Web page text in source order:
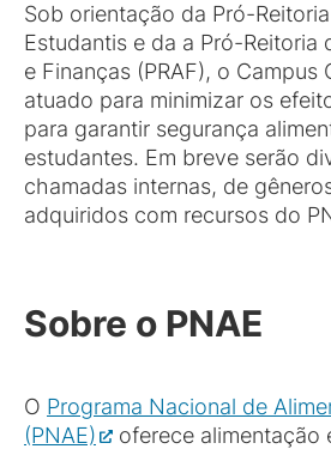
Sob orientação da Pró-
Estudantis e da a Pró-Reitoria
e Finanças (PRAF), o Campus
atuado para minimizar os
para garantir segurança
estudantes. Em breve serão
chamadas internas, de
adquiridos com recursos do
Sobre o PNAE
O Programa Nacional de
(PNAE)
oferece alimentação